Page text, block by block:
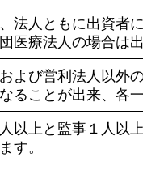
法人ともに出資者
医療法人の場合は
よび営利法人以外
ることが出来、各
以上と監事１人以
す。